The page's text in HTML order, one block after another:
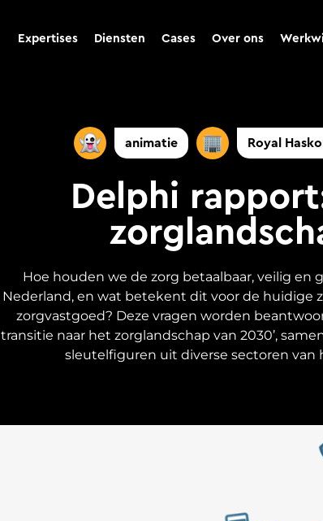
Expertises Diensten Cases Over ons
animatie Royal
Delphi
Hoe houden we de zorg betaalbaar, veilig en
Nederland, en wat betekent dit voor de huidige
zorgvastgoed? Deze vragen worden
transitie naar het zorglandschap van 2030’,
sleutelfiguren uit diverse sectoren van